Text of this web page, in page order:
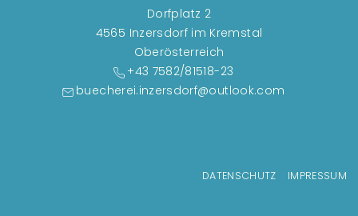
Dorfplatz 2
4565 Inzersdorf im Kremstal
Oberösterreich
+43 7582/81518-23
buecherei.inzersdorf@outlook.com
DATENSCHUTZ IMPRESSUM